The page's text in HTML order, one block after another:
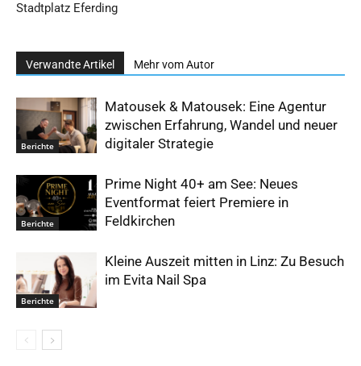
Stadtplatz Eferding
Verwandte Artikel Mehr vom Autor
Berichte
Matousek & Matousek: Eine Agentur
zwischen Erfahrung, Wandel und neuer
digitaler Strategie
Berichte
Prime Night 40+ am See: Neues
Eventformat feiert Premiere in
Feldkirchen
Berichte
Kleine Auszeit mitten in Linz: Zu Besuch
im Evita Nail Spa